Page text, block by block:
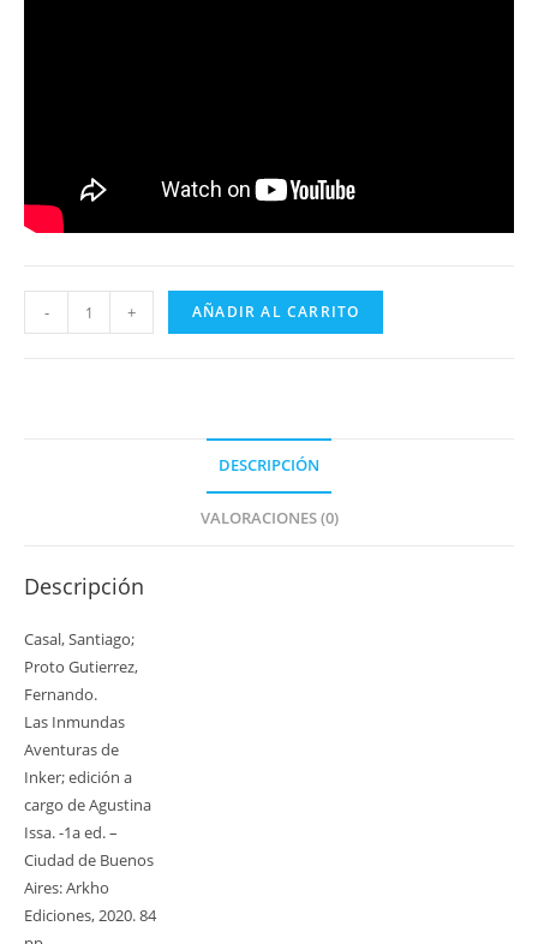
Inmundas
-
I
cantidad
- + AÑADIR AL CARRITO
DESCRIPCIÓN
VALORACIONES (0)
Descripción
Casal, Santiago;
Proto Gutierrez,
Fernando.
Las Inmundas
Aventuras de
Inker; edición a
cargo de Agustina
Issa. -1a ed. –
Ciudad de Buenos
Aires: Arkho
Ediciones, 2020. 84